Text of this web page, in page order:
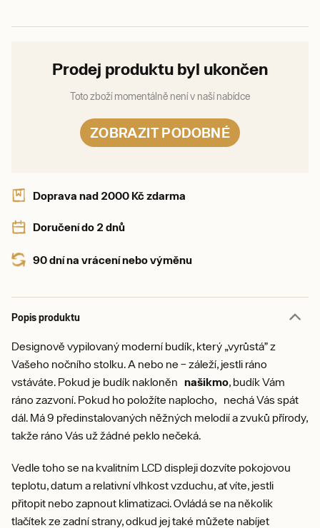
Prodej produktu byl ukončen
Toto zboží momentálně není v naší nabídce
ZOBRAZIT PODOBNÉ
Doprava nad 2000 Kč zdarma
Doručení do 2 dnů
90 dní na vrácení nebo výměnu
Popis produktu
Designově vypilovaný moderní budík, který „vyrůstá” z
Vašeho nočního stolku. A nebo ne – záleží, jestli ráno
vstáváte. Pokud je budík nakloněn našikmo, budík Vám
ráno zazvoní. Pokud ho položíte naplocho, nechá Vás spát
dál. Má 9 předinstalovaných něžných melodií a zvuků přírody,
takže ráno Vás už žádné peklo nečeká.
Vedle toho se na kvalitním LCD displeji dozvíte pokojovou
teplotu, datum a relativní vlhkost vzduchu, ať víte, jestli
přitopit nebo zapnout klimatizaci. Ovládá se na několik
tlačítek ze zadní strany, odkud jej také můžete nabíjet